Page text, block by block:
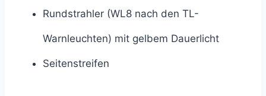
Rundstrahler (WL8 nach den TL-
Warnleuchten) mit gelbem Dauerlicht
Seitenstreifen